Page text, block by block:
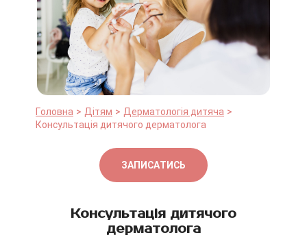
Головна Дітям
Дерматологія дитяча
Консультація дитячого дерматолога
ЗАПИСАТИСЬ
Консультація дитячого
дерматолога